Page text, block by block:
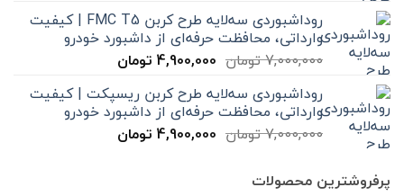
7,000,000 تومان
بود.
4,900,000 تومان
است.
روداشبوردی سه‌لایه طرح کربن FMC T5 | کیفیت
وارداتی، محافظت حرفه‌ای از داشبورد خودرو
7,000,000تومان قیمت
7,000,000 تومان
بود.
4,900,000 تومانقیمت
4,900,000 تومان
است.
روداشبوردی سه‌لایه طرح کربن ریسپکت | کیفیت
وارداتی، محافظت حرفه‌ای از داشبورد خودرو
7,000,000تومان قیمت
4,900,000 تومانقیمت
پرفروشترین محصولات